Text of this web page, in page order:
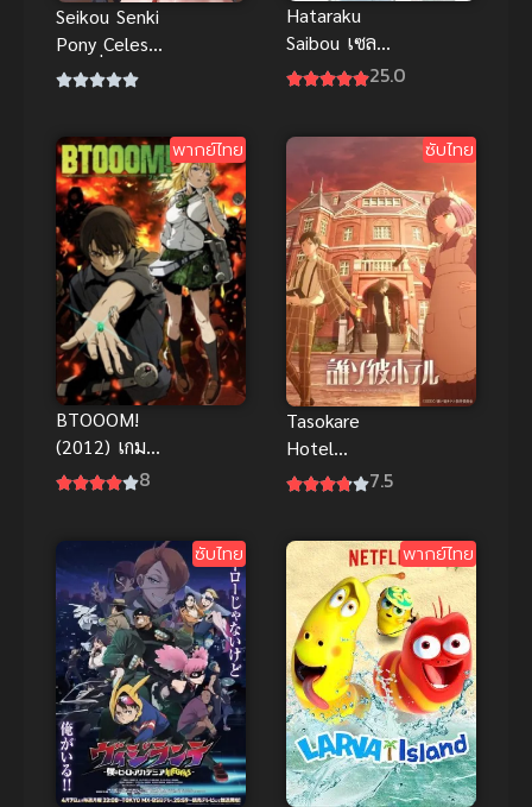
Seikou Senki
Pony Celes
ตอนที่ 1-2
ไทย Anal
(ประตูหลัง)
Hataraku
Saibou เซลล์
ขยัน พันธุ์25.0
พากย์ไทย
BTOOOM!
(2012) เกม
ระเบิดฝ่าวิกฤต
8
ซับไทย
Tasokare
Hotel
โรงแรมทาโซ
7.5
ซับไทย พากย์ไทย